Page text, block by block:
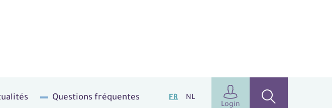
Questions fréquentes FR
NL
Login